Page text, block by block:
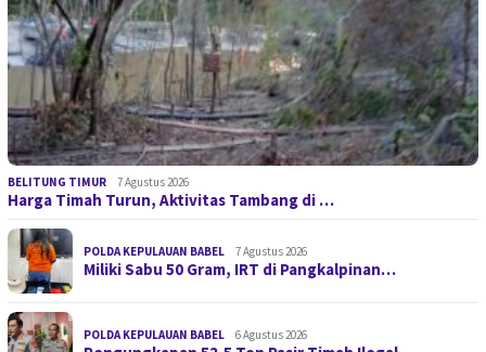
BELITUNG TIMUR 7 Agustus 2026
Harga Timah Turun, Aktivitas Tambang di …
POLDA KEPULAUAN BABEL 7 Agustus 2026
Miliki Sabu 50 Gram, IRT di Pangkalpinan…
POLDA KEPULAUAN BABEL 6 Agustus 2026